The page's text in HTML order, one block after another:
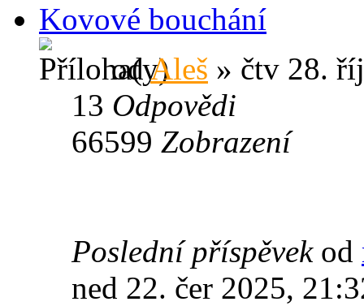
Kovové bouchání
odAleš » čtv 28.
13 Odpovědi
66599 Zobrazení
Poslední příspěvek od
ned 22. čer 2025,